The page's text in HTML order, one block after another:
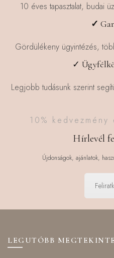
10 éves tapasztalat, budai
✓
Gördülékeny ügyintézés,
✓
Legjobb tudásunk szerint
10%
Hírlevél
Újdonságok, ajánlatok,
LEGUTÓBB